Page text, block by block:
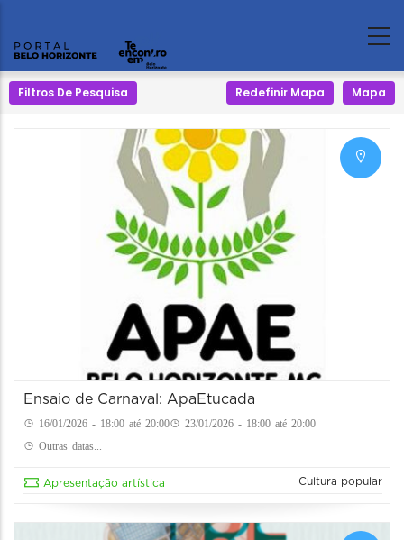
Filtros De Pesquisa Redefinir Mapa Mapa
Ensaio de Carnaval: ApaEtucada
16/01/2026 - 18:00 até 20:00
23/01/2026 - 18:00 até 20:00
Outras datas...
Apresentação artística Cultura popular